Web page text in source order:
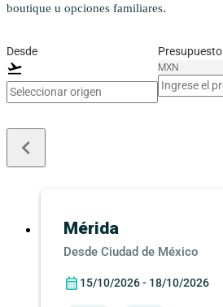
boutique u opciones familiares.
Desde
flight_takeoff
Presupuesto
MXN
keyboard_arrow_left
Mérida
Ciudad de México
15/10/2026 - 18/10/2026